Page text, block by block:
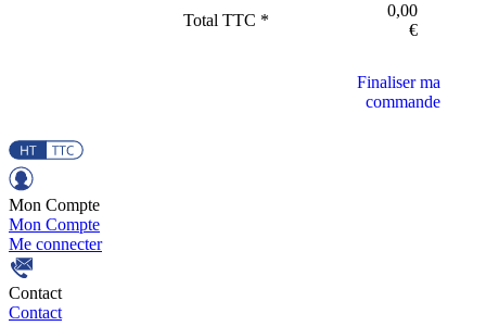
Total TTC *
0,00
€
Finaliser ma
commande
Mon Compte
Mon Compte
Me connecter
Contact
Contact